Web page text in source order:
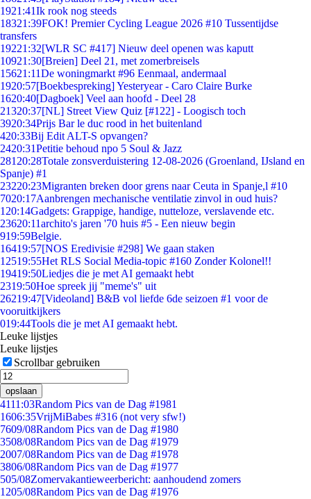
1921:41Ik rook nog steeds
18321:39FOK! Premier Cycling League 2026 #10 Tussentijdse
transfers
19221:32[WLR SC #417] Nieuw deel openen was kaputt
10921:30[Breien] Deel 21, met zomerbreisels
15621:11De woningmarkt #96 Eenmaal, andermaal
1920:57[Boekbespreking] Yesteryear - Caro Claire Burke
1620:40[Dagboek] Veel aan hoofd - Deel 28
21320:37[NL] Street View Quiz [#122] - Loogisch toch
3920:34Prijs Bar le duc rood in het buitenland
420:33Bij Edit ALT-S opvangen?
2420:31Petitie behoud npo 5 Soul & Jazz
281 20:28Totale zonsverduistering 12-08-2026 (Groenland, IJsland en
Spanje) #1
23220:23Migranten breken door grens naar Ceuta in Spanje,l #10
7020:17Aanbrengen mechanische ventilatie zinvol in oud huis?
1 20:14Gadgets: Grappige, handige, nutteloze, verslavende etc.
23620:11archito's jaren '70 huis #5 - Een nieuw begin
919:59Belgie.
16419:57[NOS Eredivisie #298] We gaan staken
12519:55Het RLS Social Media-topic #160 Zonder Kolonel!!
19419:50Liedjes die je met AI gemaakt hebt
2319:50Hoe spreek jij "meme's" uit
26219:47[Videoland] B&B vol liefde 6de seizoen #1 voor de
vooruitkijkers
019:44Tools die je met AI gemaakt hebt.
Leuke lijstjes
Leuke lijstjes
Scrollbar gebruiken
opslaan
4111:03Random Pics van de Dag #1981
1606:35VrijMiBabes #316 (not very sfw!)
7609/08Random Pics van de Dag #1980
3508/08Random Pics van de Dag #1979
2007/08Random Pics van de Dag #1978
3806/08Random Pics van de Dag #1977
505/08Zomervakantieweerbericht: aanhoudend zomers
1205/08Random Pics van de Dag #1976